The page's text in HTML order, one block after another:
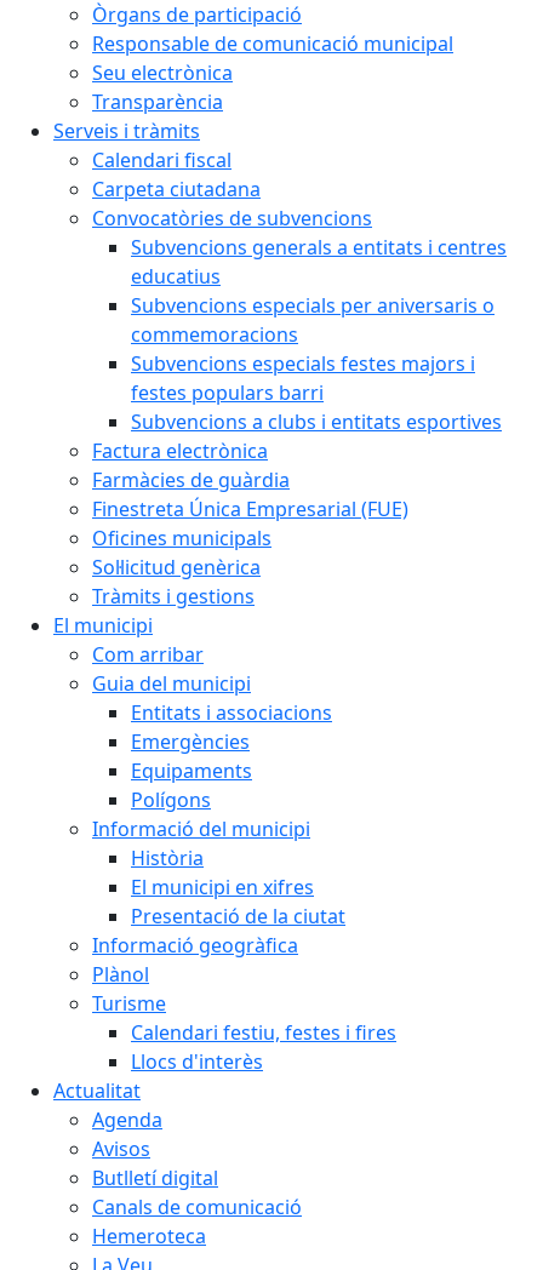
Òrgans de participació
Responsable de comunicació municipal
Seu electrònica
Transparència
Serveis i tràmits
Calendari fiscal
Carpeta ciutadana
Convocatòries de subvencions
Subvencions generals a entitats i centres
educatius
Subvencions especials per aniversaris o
commemoracions
Subvencions especials festes majors i
festes populars barri
Subvencions a clubs i entitats esportives
Factura electrònica
Farmàcies de guàrdia
Finestreta Única Empresarial (FUE)
Oficines municipals
Sol·licitud genèrica
Tràmits i gestions
El municipi
Com arribar
Guia del municipi
Entitats i associacions
Emergències
Equipaments
Polígons
Informació del municipi
Història
El municipi en xifres
Presentació de la ciutat
Informació geogràfica
Plànol
Turisme
Calendari festiu, festes i fires
Llocs d'interès
Actualitat
Agenda
Avisos
Butlletí digital
Canals de comunicació
Hemeroteca